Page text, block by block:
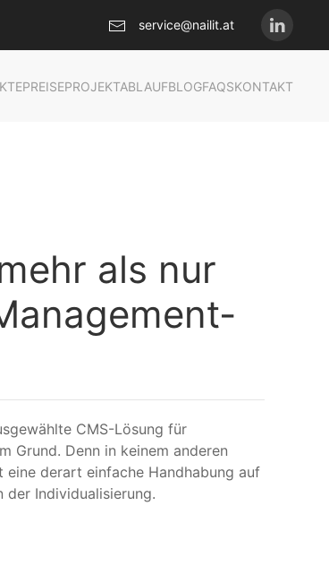
service@nailit.at
PREISEPROJEKTABLAUFBLOGFAQSKONTAKT
als nur
CMS-Lösung für
Grund. Denn in keinem anderen
derart einfache Handhabung auf
der Individualisierung.